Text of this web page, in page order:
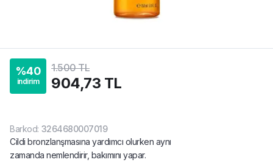
%40
indirim
1.500 TL
904,73 TL
Barkod: 3264680007019
Cildi bronzlanşmasına yardımcı olurken aynı
zamanda nemlendirir, bakımını yapar.